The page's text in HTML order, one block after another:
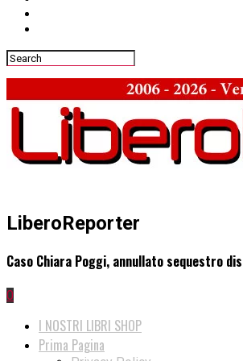
LiberoReporter
Caso Chiara Poggi, annullato sequestro
0
I NOSTRI LIBRI SHOP
Prima Pagina